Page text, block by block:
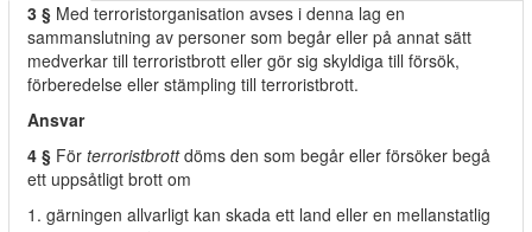
3 § Med terroristorganisation avses i denna lag en
sammanslutning av personer som begår eller på annat sätt
medverkar till terroristbrott eller gör sig skyldiga till försök,
förberedelse eller stämpling till terroristbrott.
Ansvar
4 § För terroristbrottdöms den som begår eller försöker begå
ett uppsåtligt brott om
1. gärningen allvarligt kan skada ett land eller en mellanstatlig